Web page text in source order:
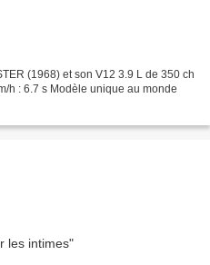
(1968) et son V12 3.9 L de 350 ch
h : 6.7 s Modèle unique au monde